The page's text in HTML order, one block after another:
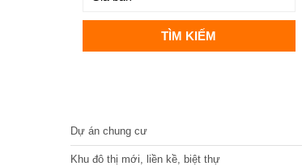
Dự án chung cư
Khu đô thị mới, liền kề, biệt thự